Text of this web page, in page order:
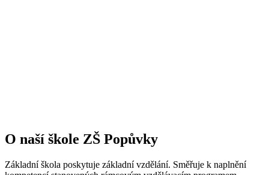
O naší škole ZŠ Popůvky
Základní škola poskytuje základní vzdělání. Směřuje k naplnění